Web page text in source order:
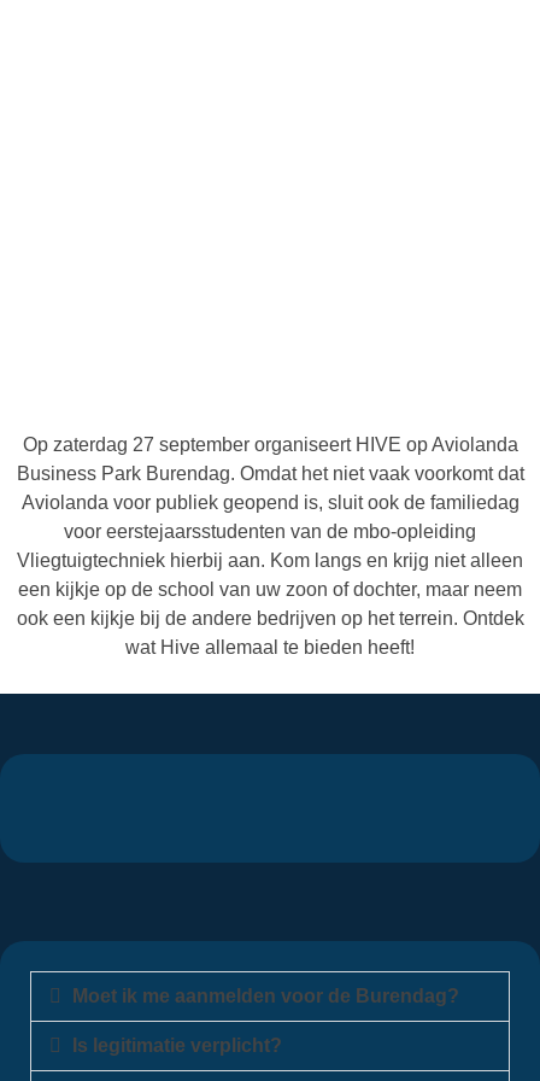
Op zaterdag 27 september organiseert HIVE op Aviolanda
Business Park Burendag. Omdat het niet vaak voorkomt dat
Aviolanda voor publiek geopend is, sluit ook de familiedag
voor eerstejaarsstudenten van de mbo-opleiding
Vliegtuigtechniek hierbij aan. Kom langs en krijg niet alleen
een kijkje op de school van uw zoon of dochter, maar neem
ook een kijkje bij de andere bedrijven op het terrein. Ontdek
wat Hive allemaal te bieden heeft!
Moet ik me aanmelden voor de Burendag?
Is legitimatie verplicht?